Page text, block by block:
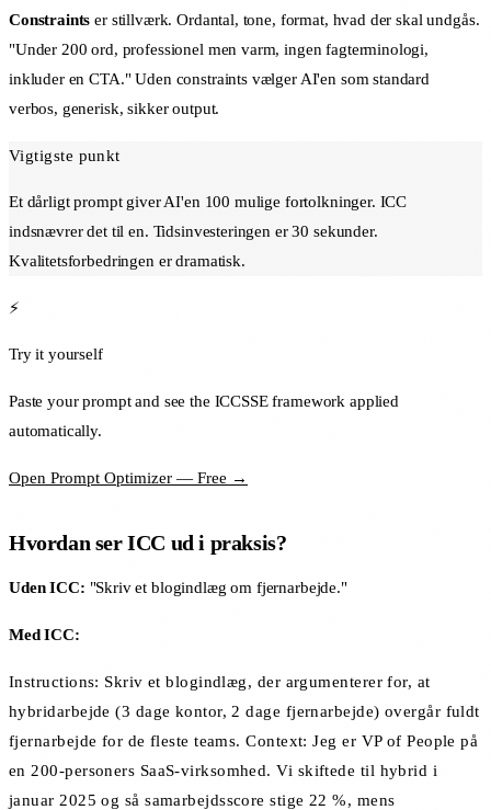
Constraints er stillværk. Ordantal, tone, format, hvad der skal undgås.
"Under 200 ord, professionel men varm, ingen fagterminologi,
inkluder en CTA." Uden constraints vælger AI'en som standard
verbos, generisk, sikker output.
Vigtigste punkt
Et dårligt prompt giver AI'en 100 mulige fortolkninger. ICC
indsnævrer det til en. Tidsinvesteringen er 30 sekunder.
Kvalitetsforbedringen er dramatisk.
⚡
Try it yourself
Paste your prompt and see the ICCSSE framework applied
automatically.
Open Prompt Optimizer — Free →
Hvordan ser ICC ud i praksis?
Uden ICC: "Skriv et blogindlæg om fjernarbejde."
Med ICC:
Instructions: Skriv et blogindlæg, der argumenterer for, at
hybridarbejde (3 dage kontor, 2 dage fjernarbejde) overgår fuldt
fjernarbejde for de fleste teams. Context: Jeg er VP of People på
en 200-personers SaaS-virksomhed. Vi skiftede til hybrid i
januar 2025 og så samarbejdsscore stige 22 %, mens